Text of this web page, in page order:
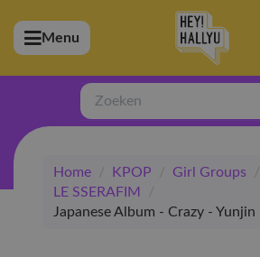
(Artiesten)
(Merchandise)
(Exclusive)
(Winkel)
Menu
Zoeken
Home / KPOP / Girl Groups
/
LE SSERAFIM
/
Japanese Album - Crazy - Yunjin